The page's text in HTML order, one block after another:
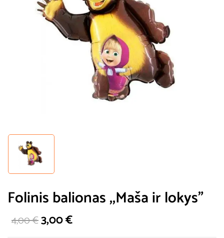
Folinis balionas ,,Maša ir lokys”
4,00€3,00€